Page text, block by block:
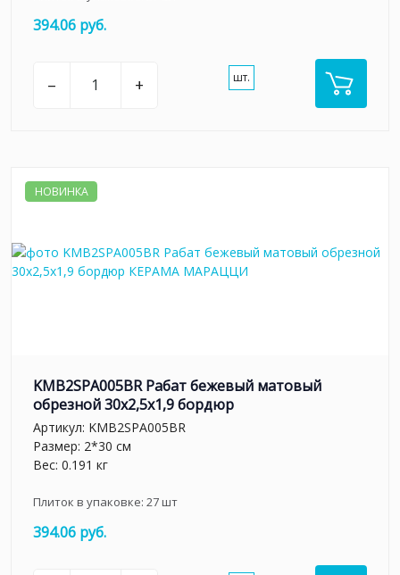
394.06 руб.
– + шт.
НОВИНКА
KMB2SPA005BR Рабат бежевый матовый
обрезной 30x2,5x1,9 бордюр
Артикул: KMB2SPA005BR
Размер: 2*30 см
Вес: 0.191 кг
Плиток в упаковке: 27шт
394.06 руб.